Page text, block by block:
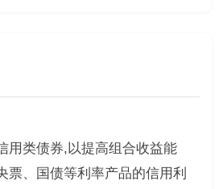
用类债券,以提高组合收益能
票、国债等利率产品的信用利